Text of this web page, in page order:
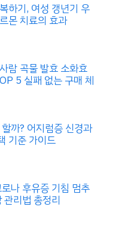
하기, 여성 갱년기 우
몬 치료의 효과
람 곡물 발효 소화효
5 실패 없는 구매 체
까? 어지럼증 신경과
기준 가이드
나 후유증 기침 멈추
관리법 총정리